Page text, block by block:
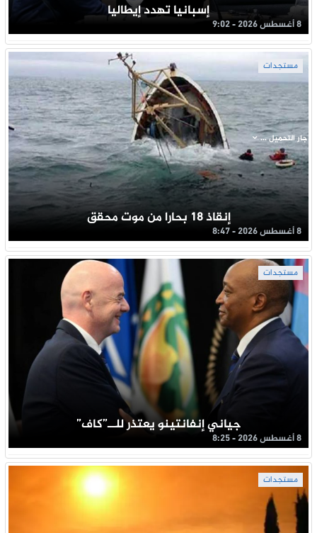
إسبانيا تهدد إيطاليا
8 أغسطس 2026 - 9:02
مستجدات
إنقاذ 18 بحارا من موت محقق
8 أغسطس 2026 - 8:47
مستجدات
جياني إنفانتينو يعتذر للــ”كاف”
8 أغسطس 2026 - 8:25
مستجدات
جار التحميل ...